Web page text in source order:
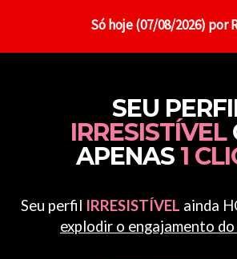
Só hoje (07/08/2026) por
SEU
IRRESISTÍVEL
APENAS 1
Seu perfil IRRESISTÍVEL ainda
explodir o engajamento